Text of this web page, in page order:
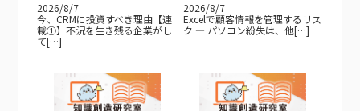
2026/8/7
今、CRMに投資すべき理由【連
載①】不況を生き残る企業がし
て[…]
2026/8/7
Excelで顧客情報を管理するリス
ク — パソコン紛失は、他[…]